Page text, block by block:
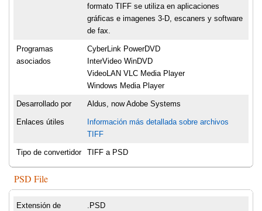
formato TIFF se utiliza en aplicaciones
gráficas e imagenes 3-D, escaners y software
de fax.
Programas
asociados
CyberLink PowerDVD
InterVideo WinDVD
VideoLAN VLC Media Player
Windows Media Player
Desarrollado por Aldus, now Adobe Systems
Enlaces útiles
Información más detallada sobre archivos
TIFF
Tipo de convertidor TIFF a PSD
PSD File
Extensión de
.PSD